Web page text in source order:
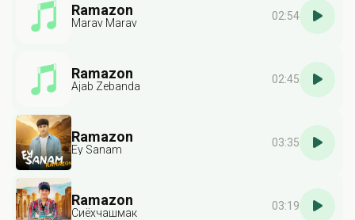
Ramazon
Marav Marav
02:54
Ramazon
Ajab Zebanda
02:45
Ramazon
Ey Sanam
03:35
Ramazon
Сиëхчашмак
03:19